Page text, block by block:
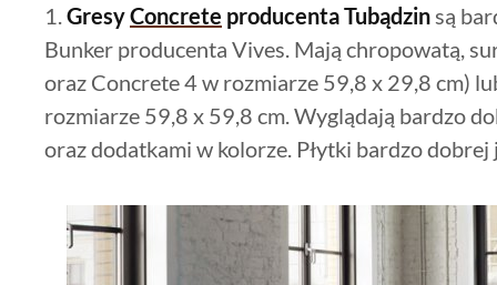
1. GresyConcrete producenta Tubądzin są
Bunker producenta Vives. Mają chropowatą,
oraz Concrete 4 w rozmiarze 59,8 x 29,8 cm)
rozmiarze 59,8 x 59,8 cm. Wyglądają bardzo
oraz dodatkami w kolorze. Płytki bardzo dobrej